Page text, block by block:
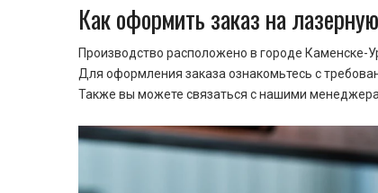
Как оформить заказ на
Производство расположено в городе Каменске-
Для оформления заказа ознакомьтесь с
Также вы можете связаться с нашими